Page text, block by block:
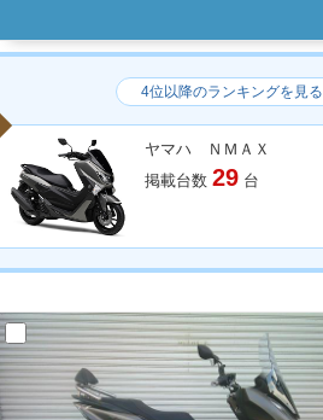
ヤマハ ＮＭＡＸ
掲載台数 29 台
4位以降のランキングを見る